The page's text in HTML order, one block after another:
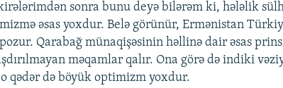
sonra bunu deyə bilərəm ki, hələlik
əsas yoxdur. Belə görünür, Ermənistan
Qarabağ münaqişəsinin həllinə dair əsas
məqamlar qalır. Ona görə də indiki
qədər də böyük optimizm yoxdur.